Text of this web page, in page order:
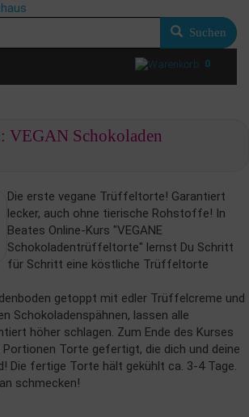
Suchen
0
Schokoladen
Die erste vegane Trüffeltorte! Garantiert
lecker, auch ohne tierische Rohstoffe! In
Beates Online-Kurs "VEGANE
Schokoladentrüffeltorte" lernst Du Schritt
für Schritt eine köstliche Trüffeltorte
getoppt mit edler Trüffelcreme und
Schokoladenspähnen, lassen alle
höher schlagen. Zum Ende des Kurses
Portionen Torte gefertigt, die dich und deine
Die fertige Torte hält gekühlt ca. 3-4 Tage.
schmecken!